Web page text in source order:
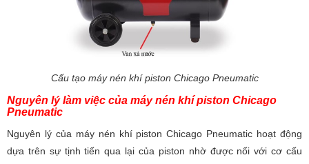
Cấu tạo máy nén khí piston Chicago Pneumatic
Nguyên lý làm việc của máy nén khí piston Chicago
Pneumatic
Nguyên lý của máy nén khí piston Chicago Pneumatic hoạt động
dựa trên sự tịnh tiến qua lại của piston nhờ được nối với cơ cấu